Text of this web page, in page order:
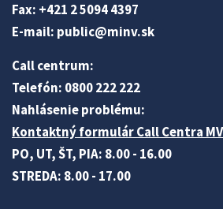
Fax: +421 2 5094 4397
E-mail: public@minv.sk
Call centrum:
Telefón: 0800 222 222
Nahlásenie problému:
Kontaktný formulár Call Centra MV
PO, UT, ŠT, PIA: 8.00 - 16.00
STREDA: 8.00 - 17.00